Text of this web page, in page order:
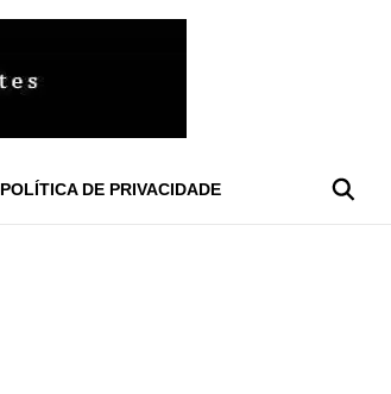
POLÍTICA DE PRIVACIDADE